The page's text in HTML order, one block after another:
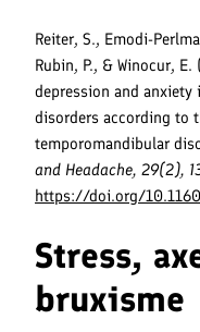
Reiter, S., Emodi-
Rubin, P., & Winocur,
depression and
disorders according to
temporomandibular
and Headache, 29(2),
https://doi.org/
Stress,
bruxisme